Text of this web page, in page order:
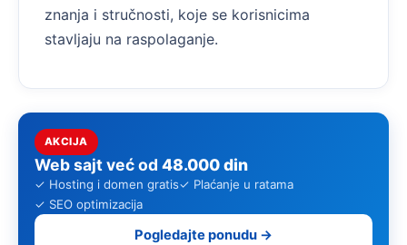
znanja i stručnosti, koje se korisnicima
stavljaju na raspolaganje.
AKCIJA
Web sajt već od 48.000 din
✓ Hosting i domen gratis✓ Plaćanje u ratama
✓ SEO optimizacija
Pogledajte ponudu →